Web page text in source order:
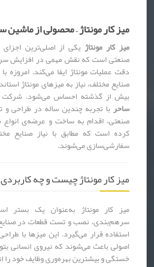
میز کار مونتاژ – محصولی از
میز کار مونتاژیکی از اصلی‌ترین
صنعتی است که نقش مهمی در افزایش
دقت عملیات مونتاژ ایفا می‌کند. امروزه
صنایع مختلف، نیاز به میزهای مونتاژ
بیش از گذشته احساس می‌شود. شرکت
ساحربا تجربه چندین ساله در طراحی و
صنعتی، اقدام به ساخت و عرضه‌ی انواع
کرده است که مطابق با نیاز صنایع
سفارشی‌سازی می‌شوند.
میز کار مونتاژ چیست و چه
میز کار مونتاژ به‌عنوان یک بستر
سرهم‌بندی، نصب و تست قطعات در
استفاده قرار می‌گیرد. این میزها با
اصولی باعث می‌شوند که نیروی انسانی
خستگی و بیشترین بهره‌وری وظایف خود را